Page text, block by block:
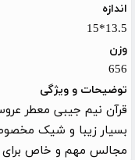
اندازه
13.5*15
وزن
656
توضیحات و ویژگی
قرآن نیم جیبی معطر
بسیار زیبا و شیک
مجالس مهم و خاص برای